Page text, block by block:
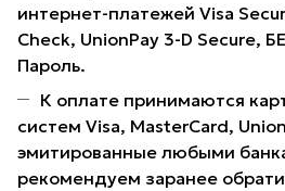
интернет-платежей Visa
Check, UnionPay 3-D Secure,
Пароль.
К оплате принимаются
систем Visa, MasterCard,
эмитированные любыми
рекомендуем заранее